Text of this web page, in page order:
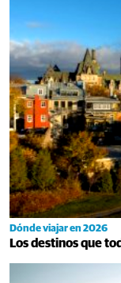
Dónde viajar en 2026
Los destinos que